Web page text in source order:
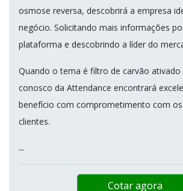
osmose reversa, descobrirá a empresa
negócio. Solicitando mais informações
plataforma e descobrindo a líder do
Quando o tema é filtro de carvão
conosco da Attendance encontrará
benefício com comprometimento com
clientes.
...
Cotar agora